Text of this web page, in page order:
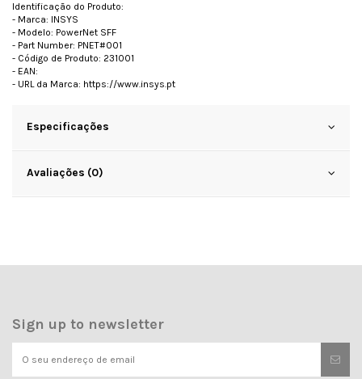
Identificação do Produto:
- Marca: INSYS
- Modelo: PowerNet SFF
- Part Number: PNET#001
- Código de Produto: 231001
- EAN:
- URL da Marca: https://www.insys.pt
Especificações
Avaliações (0)
Sign up to newsletter